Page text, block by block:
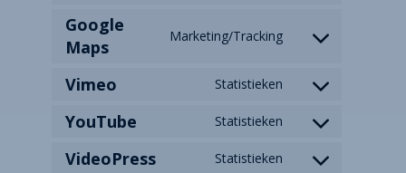
Google
Maps
Marketing/Tracking
Vimeo Statistieken
YouTube Statistieken
VideoPress Statistieken